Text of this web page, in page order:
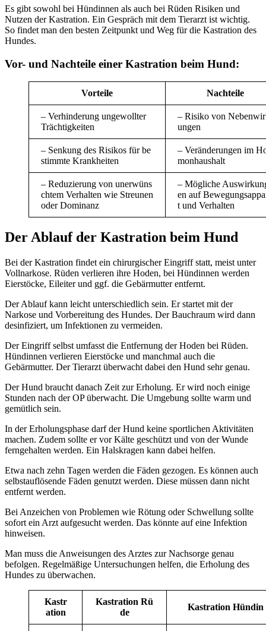
Es gibt sowohl bei Hündinnen als auch bei Rüden Risiken und
Nutzen der Kastration. Ein Gespräch mit dem Tierarzt ist wichtig.
So findet man den besten Zeitpunkt und Weg für die Kastration des
Hundes.
Vor- und Nachteile einer Kastration beim Hund:
Vorteile Nachteile
– Verhinderung ungewollter
Trächtigkeiten
– Risiko von
ungen
– Senkung des Risikos für be
stimmte Krankheiten
– Veränderungen im
monhaushalt
– Reduzierung von unerwüns
chtem Verhalten wie Streunen
oder Dominanz
– Mögliche
en auf
t und Verhalten
Der Ablauf der Kastration beim Hund
Bei der Kastration findet ein chirurgischer Eingriff statt, meist unter
Vollnarkose. Rüden verlieren ihre Hoden, bei Hündinnen werden
Eierstöcke, Eileiter und ggf. die Gebärmutter entfernt.
Der Ablauf kann leicht unterschiedlich sein. Er startet mit der
Narkose und Vorbereitung des Hundes. Der Bauchraum wird dann
desinfiziert, um Infektionen zu vermeiden.
Der Eingriff selbst umfasst die Entfernung der Hoden bei Rüden.
Hündinnen verlieren Eierstöcke und manchmal auch die
Gebärmutter. Der Tierarzt überwacht dabei den Hund sehr genau.
Der Hund braucht danach Zeit zur Erholung. Er wird noch einige
Stunden nach der OP überwacht. Die Umgebung sollte warm und
gemütlich sein.
In der Erholungsphase darf der Hund keine sportlichen Aktivitäten
machen. Zudem sollte er vor Kälte geschützt und von der Wunde
ferngehalten werden. Ein Halskragen kann dabei helfen.
Etwa nach zehn Tagen werden die Fäden gezogen. Es können auch
selbstauflösende Fäden genutzt werden. Diese müssen dann nicht
entfernt werden.
Bei Anzeichen von Problemen wie Rötung oder Schwellung sollte
sofort ein Arzt aufgesucht werden. Das könnte auf eine Infektion
hinweisen.
Man muss die Anweisungen des Arztes zur Nachsorge genau
befolgen. Regelmäßige Untersuchungen helfen, die Erholung des
Hundes zu überwachen.
Kas­tr
a­tion
Kastration Rü
de
Kastration Hündin